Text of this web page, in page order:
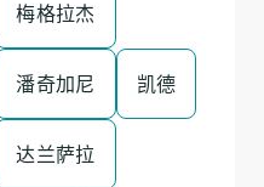
梅格拉杰
潘奇加尼 凯德
达兰萨拉